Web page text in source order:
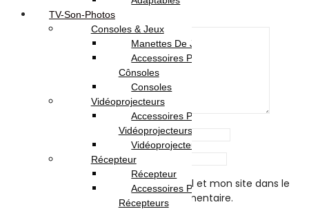
Your review*
Enregistrer mon nom, mon e-mail et mon site dans le
navigateur pour mon prochain commentaire.
TV-Son-Photos
Consoles & Jeux
Manettes De Jeux
Accessoires Pour
Cônsoles
Consoles
Vidéoprojecteurs
Accessoires Pour
Vidéoprojecteurs
Vidéoprojecteur
Récepteur
Récepteur
Accessoires Pour
Récepteurs